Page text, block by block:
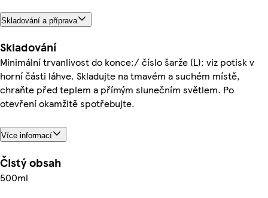
Skladování a příprava
Skladování
Minimální trvanlivost do konce:/ číslo šarže (L): viz potisk v
horní části láhve. Skladujte na tmavém a suchém místě,
chraňte před teplem a přímým slunečním světlem. Po
otevření okamžitě spotřebujte.
Více informací
Čistý obsah
500ml